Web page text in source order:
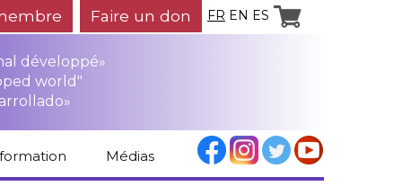
Faire un don FR EN ES
développé»
world"
Médias